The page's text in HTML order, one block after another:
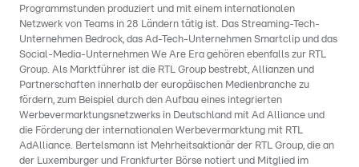
Programmstunden produziert und mit einem internationalen
Netzwerk von Teams in 28 Ländern tätig ist. Das Streaming-Tech-
Unternehmen Bedrock, das Ad-Tech-Unternehmen Smartclip und das
Social-Media-Unternehmen We Are Era gehören ebenfalls zur RTL
Group. Als Marktführer ist die RTL Group bestrebt, Allianzen und
Partnerschaften innerhalb der europäischen Medienbranche zu
fördern, zum Beispiel durch den Aufbau eines integrierten
Werbevermarktungsnetzwerks in Deutschland mit Ad Alliance und
die Förderung der internationalen Werbevermarktung mit RTL
AdAlliance. Bertelsmann ist Mehrheitsaktionär der RTL Group, die an
der Luxemburger und Frankfurter Börse notiert und Mitglied im